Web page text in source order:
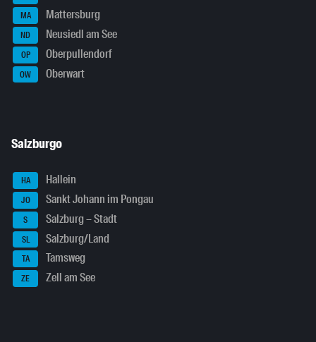
MA Mattersburg
ND Neusiedl am See
OP Oberpullendorf
OW Oberwart
Salzburgo
HA Hallein
JO Sankt Johann im Pongau
S Salzburg – Stadt
SL Salzburg/Land
TA Tamsweg
ZE Zell am See